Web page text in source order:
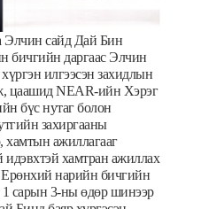
сайд Дай Бин
бичгийн даргаас Элчин
хүргэн илгээсэн захидлын
, цаашид NEAR-ийн Хэрэг
бүс нутаг болон
захиргааны
хамтын ажиллагааг
хамтран ажиллах
Ерөнхий нарийн бичгийн
сарын 3-ны өдөр шинээр